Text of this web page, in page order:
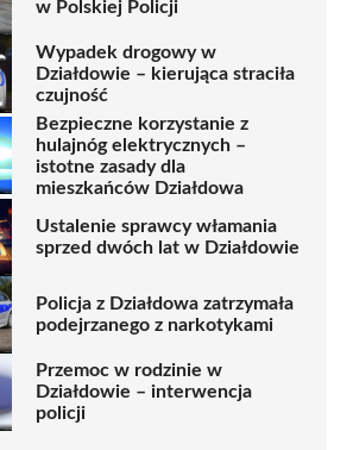
w Polskiej Policji
Wypadek drogowy w
Działdowie – kierująca straciła
czujność
Bezpieczne korzystanie z
hulajnóg elektrycznych –
istotne zasady dla
mieszkańców Działdowa
Ustalenie sprawcy włamania
sprzed dwóch lat w Działdowie
Policja z Działdowa zatrzymała
podejrzanego z narkotykami
Przemoc w rodzinie w
Działdowie – interwencja
policji